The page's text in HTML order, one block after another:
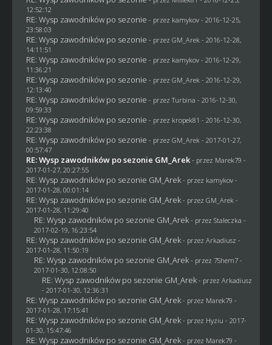
12:52:12
RE: Wysp zawodników po sezonie - przez kamykov- 2016-12-25,
23:58:03
RE: Wysp zawodników po sezonie - przez GM_Arek - 2016-12-28,
14:11:51
RE: Wysp zawodników po sezonie - przez kamykov- 2016-12-29,
11:36:21
RE: Wysp zawodników po sezonie - przez GM_Arek - 2016-12-29,
12:13:40
RE: Wysp zawodników po sezonie - przez Turbina - 2016-12-30,
09:59:33
RE: Wysp zawodników po sezonie - przez kropek81 - 2016-12-30,
22:23:38
RE: Wysp zawodników po sezonie - przez GM_Arek - 2017-01-27,
00:57:47
RE: Wysp zawodników po sezonie GM_Arek - przez Marek79 -
2017-01-27, 20:27:55
RE: Wysp zawodników po sezonie GM_Arek - przez kamykov-
2017-01-28, 00:01:14
RE: Wysp zawodników po sezonie GM_Arek - przez GM_Arek -
2017-01-28, 11:29:40
RE: Wysp zawodników po sezonie GM_Arek - przez Staleczka -
2017-02-19, 16:23:54
RE: Wysp zawodników po sezonie GM_Arek - przez Arkadiusz -
2017-01-28, 11:50:19
RE: Wysp zawodników po sezonie GM_Arek - przez 7Shem7-
2017-01-30, 12:08:50
RE: Wysp zawodników po sezonie GM_Arek - przez Arkadiusz
- 2017-01-30, 12:36:31
RE: Wysp zawodników po sezonie GM_Arek - przez Marek79 -
2017-01-28, 17:15:41
RE: Wysp zawodników po sezonie GM_Arek - przez Hyziu - 2017-
01-30, 15:47:46
RE: Wysp zawodników po sezonie GM_Arek - przez Marek79 -